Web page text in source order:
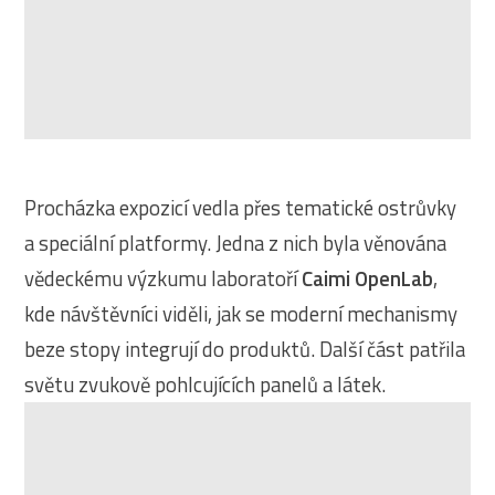
Procházka expozicí vedla přes tematické ostrůvky
a speciální platformy. Jedna z nich byla věnována
vědeckému výzkumu laboratoříCaimi OpenLab,
kde návštěvníci viděli, jak se moderní mechanismy
beze stopy integrují do produktů. Další část patřila
světu zvukově pohlcujících panelů a látek.